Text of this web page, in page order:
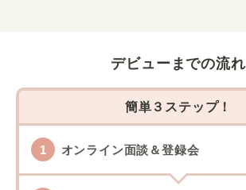
デビューまでの流れ
簡単３ステップ！
オンライン面談＆登録会